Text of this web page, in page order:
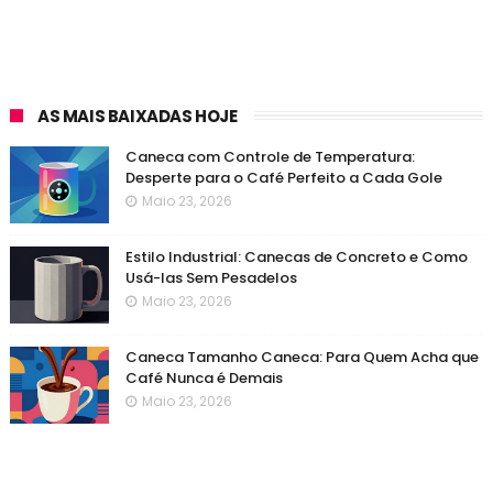
AS MAIS BAIXADAS HOJE
Caneca com Controle de Temperatura:
Desperte para o Café Perfeito a Cada Gole
Maio 23, 2026
Estilo Industrial: Canecas de Concreto e Como
Usá-las Sem Pesadelos
Maio 23, 2026
Caneca Tamanho Caneca: Para Quem Acha que
Café Nunca é Demais
Maio 23, 2026